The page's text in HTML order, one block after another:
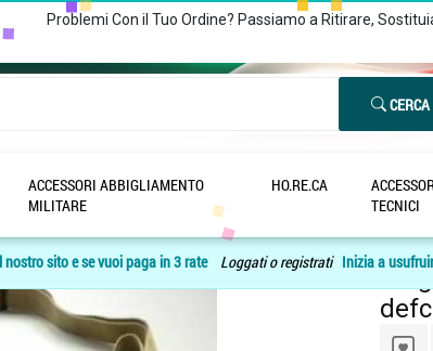
Problemi Con il Tuo Ordine? Passiamo a Ritirare,
CERCA
ACCESSORI ABBIGLIAMENTO
MILITARE
HO.RE.CA
TECNICI
sito e se vuoi paga in 3 rate Loggati o registrati Inizia a
soft air tactical assault large defcon 5 tan alta 4cm